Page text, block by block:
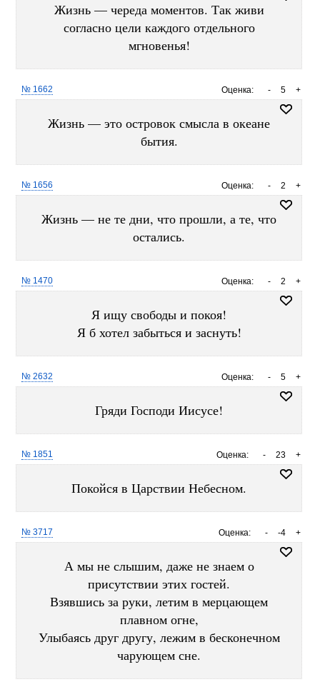
Жизнь — череда моментов. Так живи
согласно цели каждого отдельного
мгновенья!
Оценка: +
5
-
№ 1662
Жизнь — это островок смысла в океане
бытия.
Оценка: +
2
-
№ 1656
Жизнь — не те дни, что прошли, а те, что
остались.
Оценка: +
2
-
№ 1470
Я ищу свободы и покоя!
Я б хотел забыться и заснуть!
Оценка: +
5
-
№ 2632
Гряди Господи Иисусе!
Оценка: +
23
-
№ 1851
Покойся в Царствии Небесном.
Оценка: +
-4
-
№ 3717
А мы не слышим, даже не знаем о
присутствии этих гостей.
Взявшись за руки, летим в мерцающем
плавном огне,
Улыбаясь друг другу, лежим в бесконечном
чарующем сне.